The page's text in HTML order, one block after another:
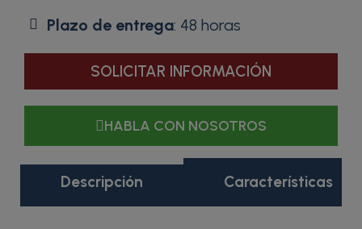
Plazo de entrega: 48 horas
SOLICITAR INFORMACIÓN
HABLA CON NOSOTROS
Descripción Características